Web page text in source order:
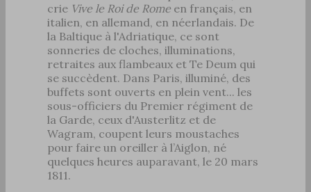
crie Vive le Roi de Rome en français, en
italien, en allemand, en néerlandais. De
la Baltique à l'Adriatique, ce sont
sonneries de cloches, illuminations,
retraites aux flambeaux et Te Deum qui
se succèdent. Dans Paris, illuminé, des
buffets sont ouverts en plein vent... les
sous-officiers du Premier régiment de
la Garde, ceux d'Austerlitz et de
Wagram, coupent leurs moustaches
pour faire un oreiller à l’Aiglon, né
quelques heures auparavant, le 20 mars
1811.